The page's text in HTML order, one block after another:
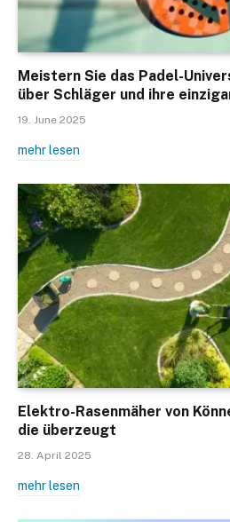
Meistern Sie das Padel-
über Schläger und ihre
19. June 2025
mehr lesen
Elektro-Rasenmäher von
die überzeugt
28. April 2025
mehr lesen